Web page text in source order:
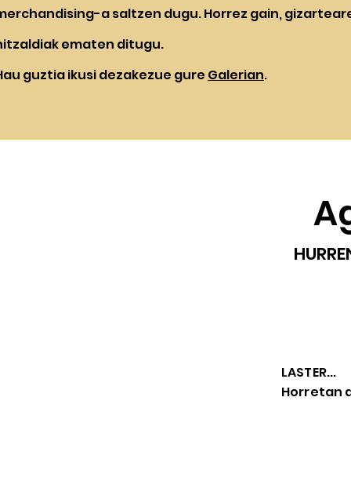
a saltzen dugu. Horrez gain,
ematen ditugu.
guztia ikusi dezakezue gure Galerian.
LASTER...
Horretan